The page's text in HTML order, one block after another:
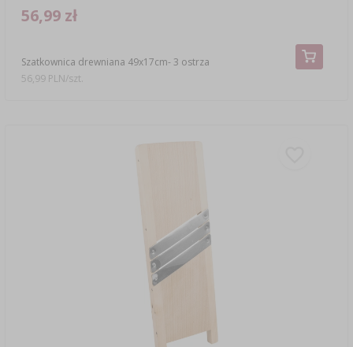
Szatkownica drewniana 49x17cm- 3 ostrza
56,99 zł
56,99 PLN/szt.